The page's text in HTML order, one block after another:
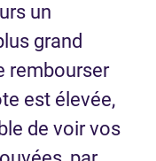
un
grand
rembourser
est élevée,
de voir vos